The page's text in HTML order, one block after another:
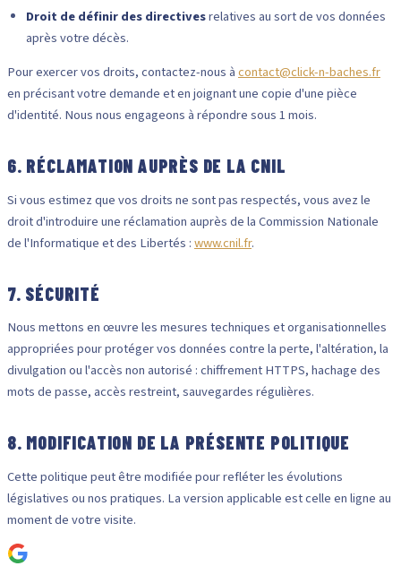
Droit de définir des directivesrelatives au sort de vos données
après votre décès.
Pour exercer vos droits, contactez-nous àcontact@click-n-baches.fr
en précisant votre demande et en joignant une copie d'une pièce
d'identité. Nous nous engageons à répondre sous 1 mois.
6. RÉCLAMATION AUPRÈS DE LA CNIL
Si vous estimez que vos droits ne sont pas respectés, vous avez le
droit d'introduire une réclamation auprès de la Commission Nationale
de l'Informatique et des Libertés :www.cnil.fr.
7. SÉCURITÉ
Nous mettons en œuvre les mesures techniques et organisationnelles
appropriées pour protéger vos données contre la perte, l'altération, la
divulgation ou l'accès non autorisé : chiffrement HTTPS, hachage des
mots de passe, accès restreint, sauvegardes régulières.
8. MODIFICATION DE LA PRÉSENTE POLITIQUE
Cette politique peut être modifiée pour refléter les évolutions
législatives ou nos pratiques. La version applicable est celle en ligne au
moment de votre visite.